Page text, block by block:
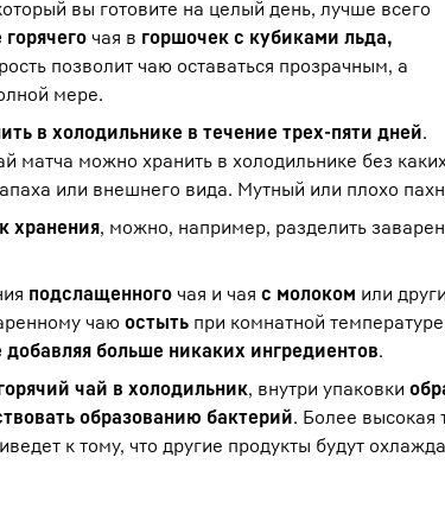
вы готовите на целый день, лучше всего
чая в горшочек с кубиками льда,
позволит чаю оставаться прозрачным, а
мере.
в холодильнике в течение трех-пяти дней.
матча можно хранить в холодильнике без
или внешнего вида. Мутный или плохо
хранения, можно, например, разделить
подслащенного чая и чая с молоком или
чаю остыть при комнатной
больше никаких ингредиентов.
чай в холодильник, внутри упаковки
образованию бактерий. Более высокая
к тому, что другие продукты будут